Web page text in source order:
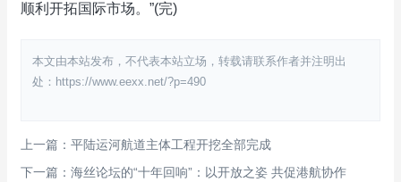
顺利开拓国际市场。”(完)
本文由本站发布，不代表本站立场，转载请联系作者并注明出
处：https://www.eexx.net/?p=490
上一篇：平陆运河航道主体工程开挖全部完成
下一篇：海丝论坛的“十年回响”：以开放之姿 共促港航协作